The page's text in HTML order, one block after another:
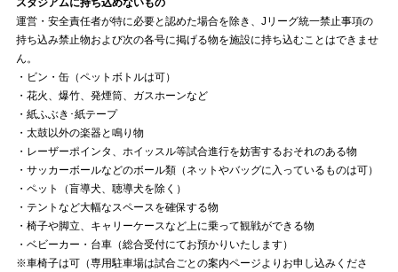
スタジアムに持ち込めないもの
運営・安全責任者が特に必要と認めた場合を除き、Jリーグ統一禁止事項の
持ち込み禁止物および次の各号に掲げる物を施設に持ち込むことはできませ
ん。
・ビン・缶（ペットボトルは可）
・花火、爆竹、発煙筒、ガスホーンなど
・紙ふぶき･紙テープ
・太鼓以外の楽器と鳴り物
・レーザーポインタ、ホイッスル等試合進行を妨害するおそれのある物
・サッカーボールなどのボール類（ネットやバッグに入っているものは可）
・ペット（盲導犬、聴導犬を除く）
・テントなど大幅なスペースを確保する物
・椅子や脚立、キャリーケースなど上に乗って観戦ができる物
・ベビーカー・台車（総合受付にてお預かりいたします）
※車椅子は可（専用駐車場は試合ごとの案内ページよりお申し込みくださ